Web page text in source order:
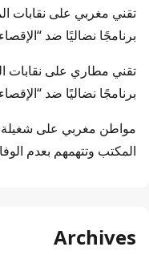
تقني مغربي على نقابات
برنامجًا نضاليًا ضد
تقني مطاري على نقابات
برنامجًا نضاليًا ضد
مواطن مغربي على
المكتب وتتهمهم بعدم
Archives